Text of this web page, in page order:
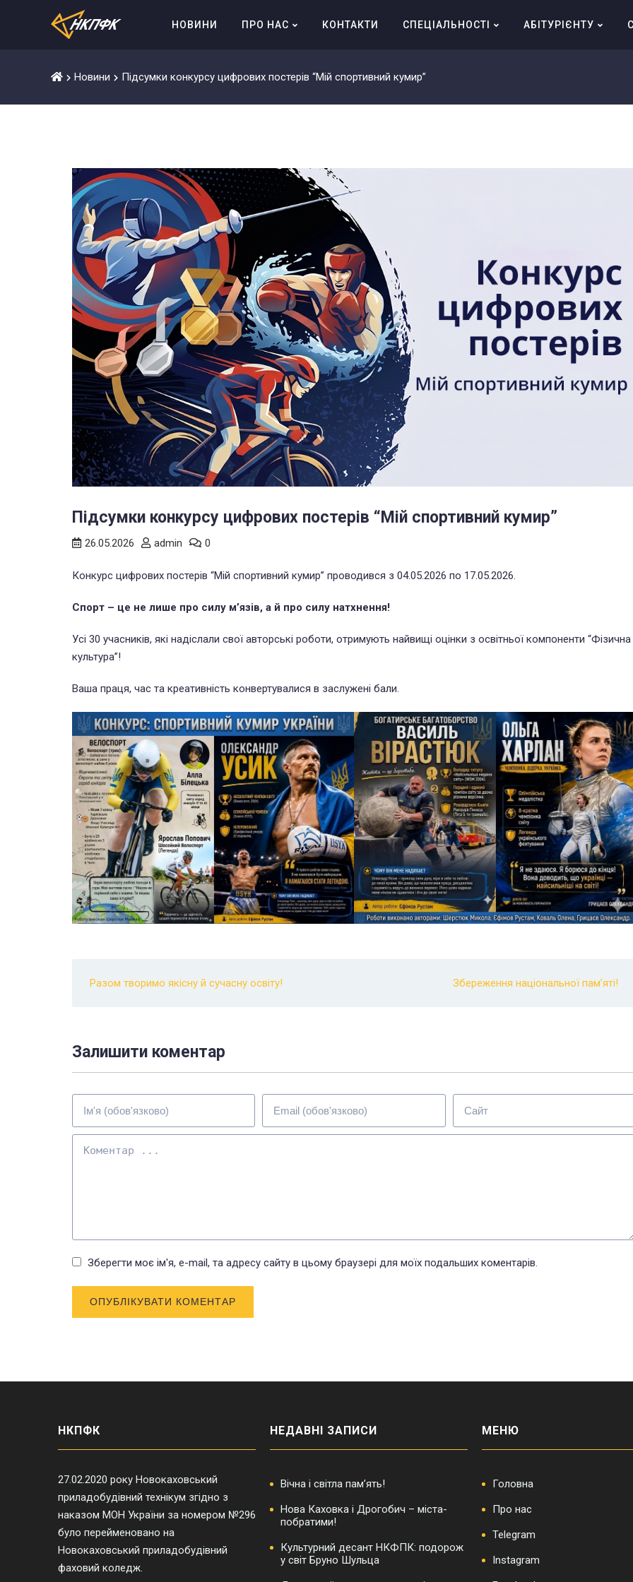
НОВИНИ ПРО НАС КОНТАКТИ СПЕЦІАЛЬНОСТІ АБІТУРІЄНТУ
Новини Підсумки конкурсу цифрових постерів “Мій спортивний кумир”
Підсумки конкурсу цифрових постерів “Мій спортивний кумир”
26.05.2026 admin 0
Конкурс цифрових постерів “Мій спортивний кумир” проводився з 04.05.2026 по 17.05.2026.
Спорт – це не лише про силу м’язів, а й про силу натхнення!
Усі 30 учасників, які надіслали свої авторські роботи, отримують найвищі оцінки з освітньої компоненти “Фізична
культура”!
Ваша праця, час та креативність конвертувалися в заслужені бали.
Разом творимо якісну й сучасну освіту! Збереження національної пам’яті!
Залишити коментар
Зберегти моє ім'я, e-mail, та адресу сайту в цьому браузері для моїх подальших коментарів.
НКПФК
27.02.2020 року Новокаховський
приладобудівний технікум згідно з
наказом МОН України за номером №296
було перейменовано на
Новокаховський приладобудівний
фаховий коледж.
НЕДАВНІ ЗАПИСИ
Вічна і світла пам’ять!
Нова Каховка і Дрогобич – міста-
побратими!
Культурний десант НКФПК: подорож
у світ Бруно Шульца
МЕНЮ
Головна
Про нас
Telegram
Instagram